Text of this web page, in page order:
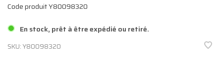
Code produit Y80098320
En stock, prêt à être expédié ou retiré.
SKU:Y80098320